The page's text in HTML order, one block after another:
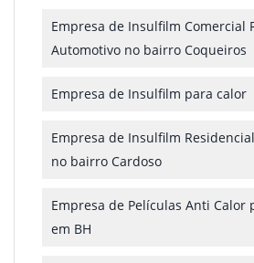
Empresa de Insulfilm Comercial
Automotivo no bairro Coqueiros
Empresa de Insulfilm para calor
Empresa de Insulfilm
no bairro Cardoso
Empresa de Películas Anti Calor
em BH